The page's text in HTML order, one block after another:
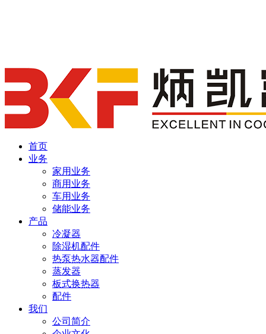
首页
业务
家用业务
商用业务
车用业务
储能业务
产品
冷凝器
除湿机配件
热泵热水器配件
蒸发器
板式换热器
配件
我们
公司简介